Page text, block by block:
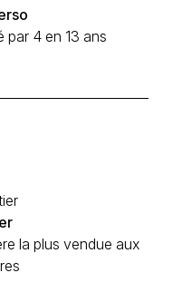
par 4 en 13 ans
la plus vendue aux